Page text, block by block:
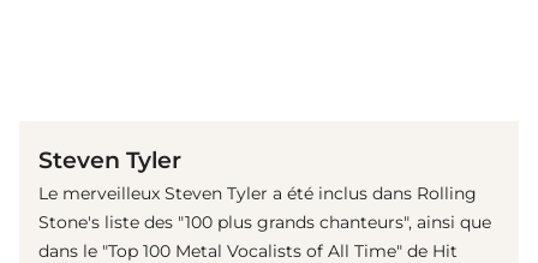
Steven Tyler
Le merveilleux Steven Tyler a été inclus dans Rolling
Stone's liste des "100 plus grands chanteurs", ainsi que
dans le "Top 100 Metal Vocalists of All Time" de Hit